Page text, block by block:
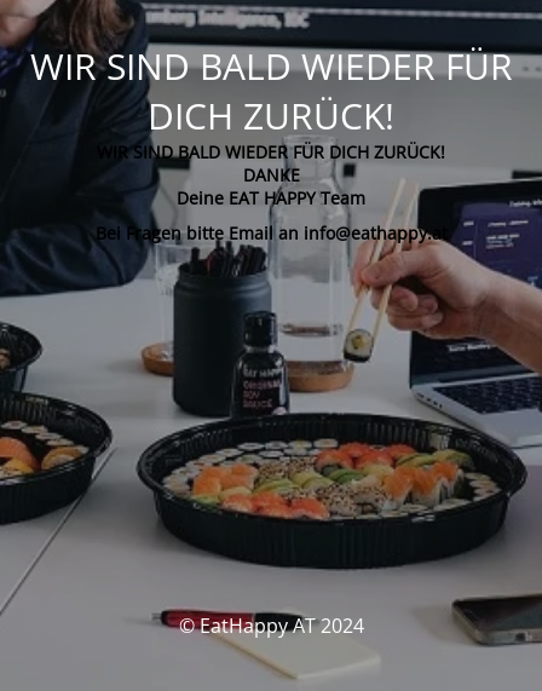
WIR SIND BALD WIEDER FÜR
DICH ZURÜCK!
WIR SIND BALD WIEDER FÜR DICH ZURÜCK!
DANKE
Deine EAT HAPPY Team
Bei Fragen bitte Email an info@eathappy.at
© EatHappy AT 2024